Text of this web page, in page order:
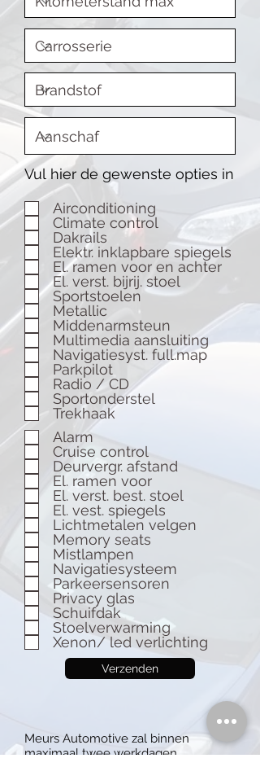
Vul hier de gewenste opties in
Airconditioning
Climate control
Dakrails
Elektr. inklapbare spiegels
El. ramen voor en achter
El. verst. bijrij. stoel
Sportstoelen
Metallic
Middenarmsteun
Multimedia aansluiting
Navigatiesyst. full.map
Parkpilot
Radio / CD
Sportonderstel
Trekhaak
Alarm
Cruise control
Deurvergr. afstand
El. ramen voor
El. verst. best. stoel
El. vest. spiegels
Lichtmetalen velgen
Memory seats
Mistlampen
Navigatiesysteem
Parkeersensoren
Privacy glas
Schuifdak
Stoelverwarming
Xenon/ led verlichting
Verzenden
Meurs Automotive zal binnen
maximaal twee werkdagen